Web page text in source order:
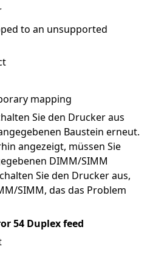
to an unsupported
mapping
Sie den Drucker aus
Baustein erneut.
angezeigt, müssen Sie
DIMM/SIMM
Sie den Drucker aus,
SIMM, das das Problem
54 Duplex feed